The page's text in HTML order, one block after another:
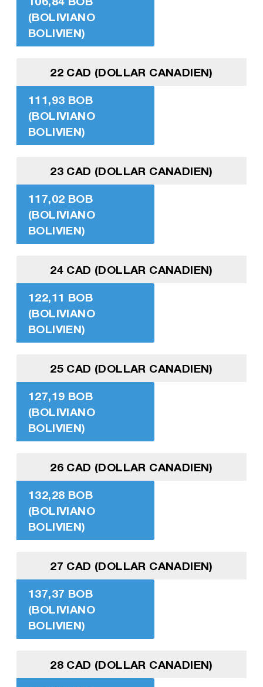
(BOLIVIANO
BOLIVIEN)
22 CAD (DOLLAR CANADIEN)
111,93 BOB
(BOLIVIANO
BOLIVIEN)
23 CAD (DOLLAR CANADIEN)
117,02 BOB
(BOLIVIANO
BOLIVIEN)
24 CAD (DOLLAR CANADIEN)
122,11 BOB
(BOLIVIANO
BOLIVIEN)
25 CAD (DOLLAR CANADIEN)
127,19 BOB
(BOLIVIANO
BOLIVIEN)
26 CAD (DOLLAR CANADIEN)
132,28 BOB
(BOLIVIANO
BOLIVIEN)
27 CAD (DOLLAR CANADIEN)
137,37 BOB
(BOLIVIANO
BOLIVIEN)
28 CAD (DOLLAR CANADIEN)